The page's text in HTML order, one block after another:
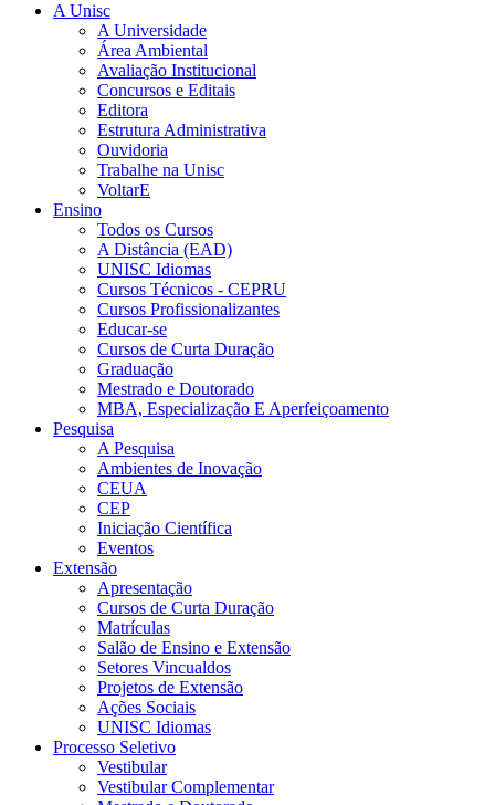
A Unisc
A Universidade
Área Ambiental
Avaliação Institucional
Concursos e Editais
Editora
Estrutura Administrativa
Ouvidoria
Trabalhe na Unisc
VoltarE
Ensino
Todos os Cursos
A Distância (EAD)
UNISC Idiomas
Cursos Técnicos - CEPRU
Cursos Profissionalizantes
Educar-se
Cursos de Curta Duração
Graduação
Mestrado e Doutorado
MBA, Especialização E Aperfeiçoamento
Pesquisa
A Pesquisa
Ambientes de Inovação
CEUA
CEP
Iniciação Científica
Eventos
Extensão
Apresentação
Cursos de Curta Duração
Matrículas
Salão de Ensino e Extensão
Setores Vincualdos
Projetos de Extensão
Ações Sociais
UNISC Idiomas
Processo Seletivo
Vestibular
Vestibular Complementar